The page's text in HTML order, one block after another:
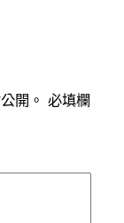
開。 必填欄